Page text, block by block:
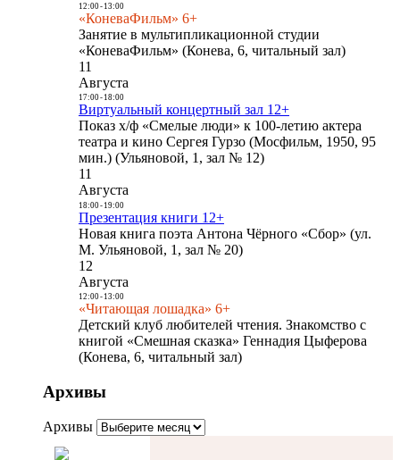
12:00- 13:00
«КоневаФильм» 6+
Занятие в мультипликационной студии
«КоневаФильм» (Конева, 6, читальный зал)
11
Августа
17:00- 18:00
Виртуальный концертный зал 12+
Показ х/ф «Смелые люди» к 100-летию актера
театра и кино Сергея Гурзо (Мосфильм, 1950, 95
мин.) (Ульяновой, 1, зал № 12)
11
Августа
18:00- 19:00
Презентация книги 12+
Новая книга поэта Антона Чёрного «Сбор» (ул.
М. Ульяновой, 1, зал № 20)
12
Августа
12:00- 13:00
«Читающая лошадка» 6+
Детский клуб любителей чтения. Знакомство с
книгой «Смешная сказка» Геннадия Цыферова
(Конева, 6, читальный зал)
Архивы
Архивы